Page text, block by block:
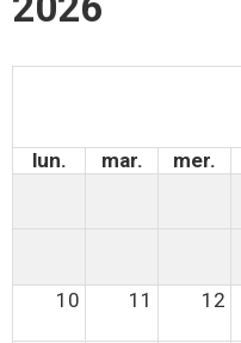
lun. mar. mer.
10 11 12